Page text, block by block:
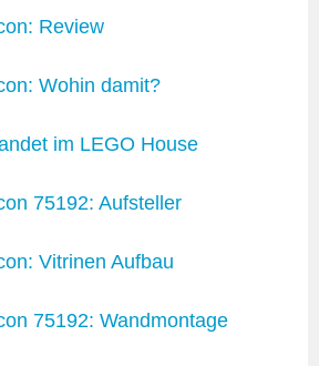
Review
Wohin damit?
im LEGO House
75192: Aufsteller
Vitrinen Aufbau
75192: Wandmontage